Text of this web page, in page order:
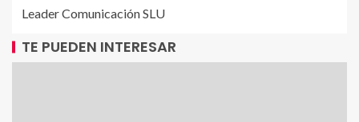
Leader Comunicación SLU
TE PUEDEN INTERESAR